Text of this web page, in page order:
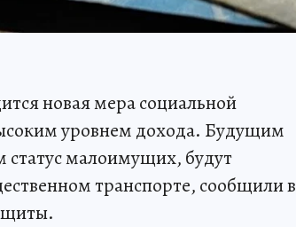
новая мера социальной
уровнем дохода. Будущим
малоимущих, будут
транспорте, сообщили в